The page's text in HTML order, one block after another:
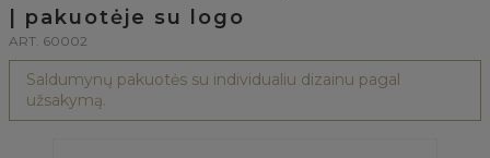
| pakuotėje su logo
ART. 60002
Saldumynų pakuotės su individualiu dizainu pagal
užsakymą.